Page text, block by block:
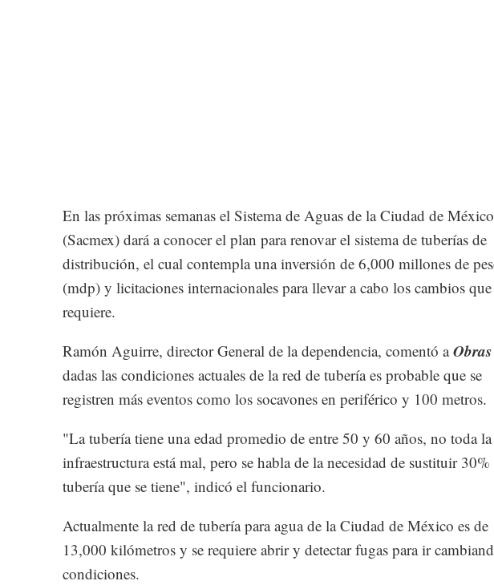
En las próximas semanas el Sistema de Aguas de la Ciudad de México
(Sacmex) dará a conocer el plan para renovar el sistema de tuberías de
distribución, el cual contempla una inversión de 6,000 millones de
(mdp) y licitaciones internacionales para llevar a cabo los cambios que
requiere.
Ramón Aguirre, director General de la dependencia, comentó aObras
dadas las condiciones actuales de la red de tubería es probable que se
registren más eventos como los socavones en periférico y 100 metros.
"La tubería tiene una edad promedio de entre 50 y 60 años, no toda la
infraestructura está mal, pero se habla de la necesidad de sustituir 30%
tubería que se tiene", indicó el funcionario.
Actualmente la red de tubería para agua de la Ciudad de México es de
13,000 kilómetros y se requiere abrir y detectar fugas para ir
condiciones.